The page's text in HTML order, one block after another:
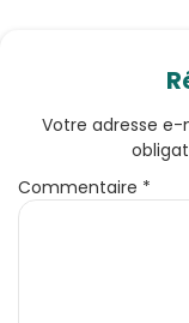
Votre adresse e-
Commentaire *